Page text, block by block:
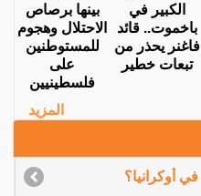
الكبير في
باخموت.. قائد
فاغنر يحذر من
تبعات خطير
بينها برصاص
الاحتلال وهجوم
للمستوطنين
على
فلسطينيين
المزيد